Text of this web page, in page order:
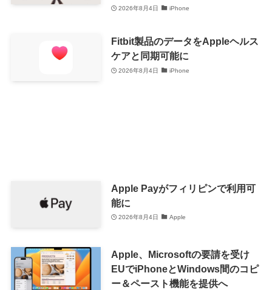
外が在庫有り
2026年8月4日 iPhone
Fitbit製品のデータをAppleヘルス
ケアと同期可能に
2026年8月4日 iPhone
Apple Payがフィリピンで利用可
能に
2026年8月4日 Apple
Apple、Microsoftの要請を受け
EUでiPhoneとWindows間のコピ
ー＆ペースト機能を提供へ